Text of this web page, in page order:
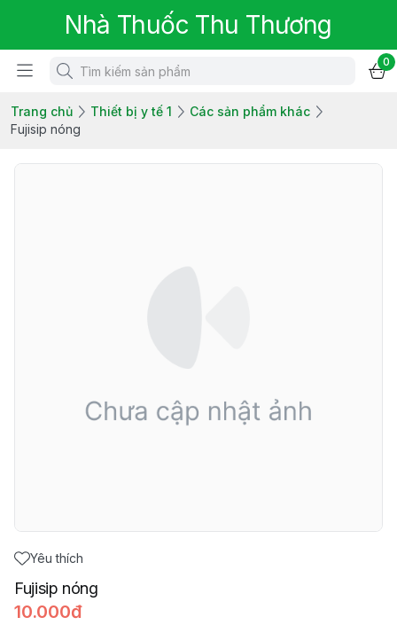
Nhà Thuốc Thu Thương
0
Trang chủ Thiết bị y tế 1
Các sản phẩm khác
Fujisip nóng
Yêu thích
Fujisip nóng
10.000đ